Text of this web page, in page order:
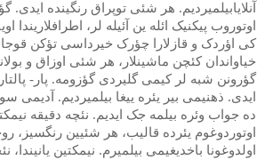
آنلایابیلمیردیم. هر شئی توپراق رنگینده ایدی.
اوتوروب پیکنیک ائله ین آئیله لر، اطرافلاریندا
کی اؤردک و قازلارا چؤرک خیرداسی تؤکن قوجا
خیاواندان کئچن ماشینلار، هر شئی اوزاق و
گؤرونن شبه لر کیمی گلیردی گؤزومه. پار-
ایدی. ذهنیمی بیر یئره ییغا بیلمیردیم. آدیمی
ده جواب وئره بیلمه جک ایدیم. نئچه دقیقه
اوتوردوغوم یئرده قالیب، هر شئیین رنگسیز،
اولدوغونا باخدیغیمی بیلمیرم. نیمکتین